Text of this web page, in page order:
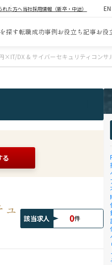
れた方へ当社採用情報（新卒・中途） EN
探す転職成功事例お役立ち記事お役
DX & サイバーセキュリティコンサ
る
該当求人 0件